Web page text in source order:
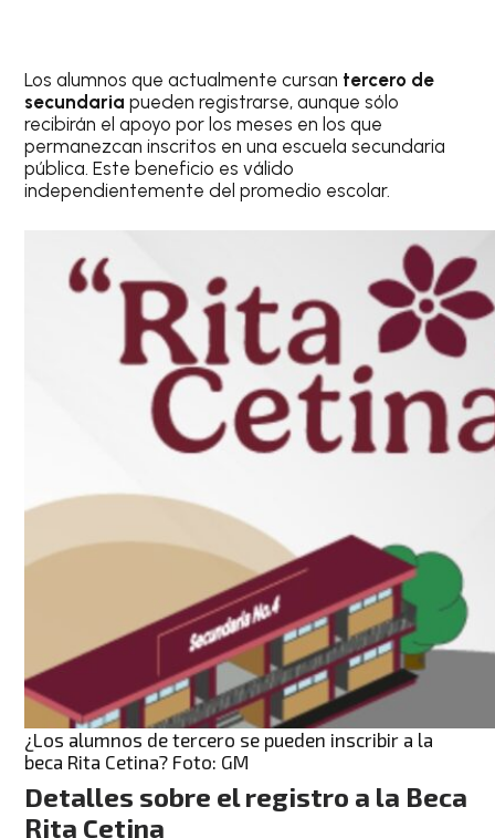
Los alumnos que actualmente cursan tercero de
secundaria pueden registrarse, aunque sólo
recibirán el apoyo por los meses en los que
permanezcan inscritos en una escuela secundaria
pública. Este beneficio es válido
independientemente del promedio escolar.
¿Los alumnos de tercero se pueden inscribir a la
beca Rita Cetina? Foto: GM
Detalles sobre el registro a la Beca
Rita Cetina